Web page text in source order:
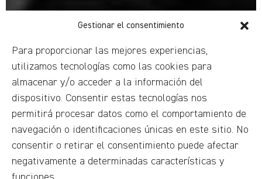
Gestionar el consentimiento
Para proporcionar las mejores experiencias,
utilizamos tecnologías como las cookies para
almacenar y/o acceder a la información del
dispositivo. Consentir estas tecnologías nos
permitirá procesar datos como el comportamiento de
navegación o identificaciones únicas en este sitio. No
consentir o retirar el consentimiento puede afectar
negativamente a determinadas características y